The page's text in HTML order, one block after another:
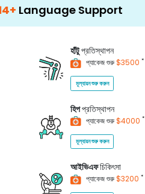
Support 500+
হাঁটুপ্রতিস্থাপন
প্যাকেজ শুরু$3500 *
মূল্যায়ন শুরু করুন
হিপপ্রতিস্থাপন
প্যাকেজ শুরু$4000 *
মূল্যায়ন শুরু করুন
আইভিএফচিকিৎসা
প্যাকেজ শুরু$3200 *